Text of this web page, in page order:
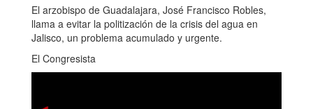
El arzobispo de Guadalajara, José Francisco Robles,
llama a evitar la politización de la crisis del agua en
Jalisco, un problema acumulado y urgente.
El Congresista